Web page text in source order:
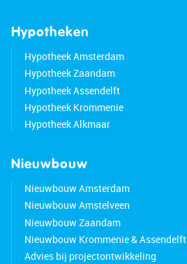
Hypotheken
Hypotheek Amsterdam
Hypotheek Zaandam
Hypotheek Assendelft
Hypotheek Krommenie
Hypotheek Alkmaar
Nieuwbouw
Nieuwbouw Amsterdam
Nieuwbouw Amstelveen
Nieuwbouw Zaandam
Nieuwbouw Krommenie & Assendelft
Advies bij projectontwikkeling